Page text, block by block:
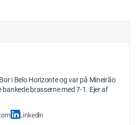
brasserne med 7-1. Ejer af
LinkedIn